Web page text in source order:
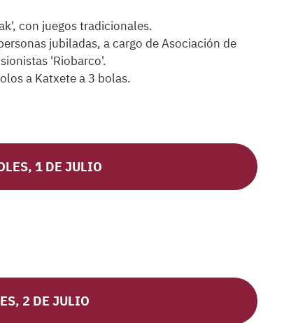
con juegos tradicionales.
jubiladas, a cargo de Asociación de
'Riobarco'.
a Katxete a 3 bolas.
1 DE JULIO
2 DE JULIO